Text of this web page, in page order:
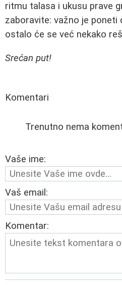
ritmu talasa i ukusu prave
zaboravite: važno je poneti
ostalo će se već nekako
Srećan put!
Komentari
Trenutno nema
Vaše ime:
Vaš email:
Komentar: